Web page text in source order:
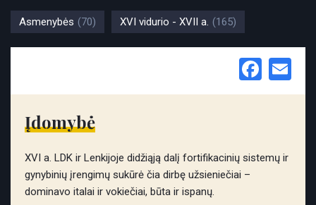
Asmenybės (70) XVI vidurio - XVII a. (165)
Įdomybė
XVI a. LDK ir Lenkijoje didžiąją dalį fortifikacinių sistemų ir
gynybinių įrengimų sukūrė čia dirbę užsieniečiai –
dominavo italai ir vokiečiai, būta ir ispanų.